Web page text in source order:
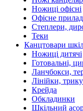
Ножиці офісні
Офісне
Степлери,
Теки
Канцтовари
Ножиці дитячі
Готовальні,
Ланчбокси,
Лінійки,
Крейда
Обкладинки
Шкільний